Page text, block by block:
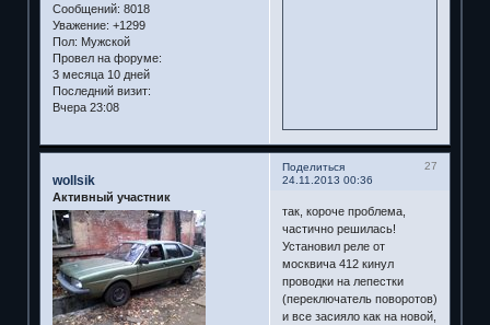
Сообщений: 8018
Уважение: +1299
Пол: Мужской
Провел на форуме:
3 месяца 10 дней
Последний визит:
Вчера 23:08
Поделиться
27
24.11.2013 00:36
wollsik
Активный участник
так, короче проблема,
частично решилась!
Установил реле от
москвича 412 кинул
проводки на лепестки
(переключатель поворотов)
и все засияло как на новой,